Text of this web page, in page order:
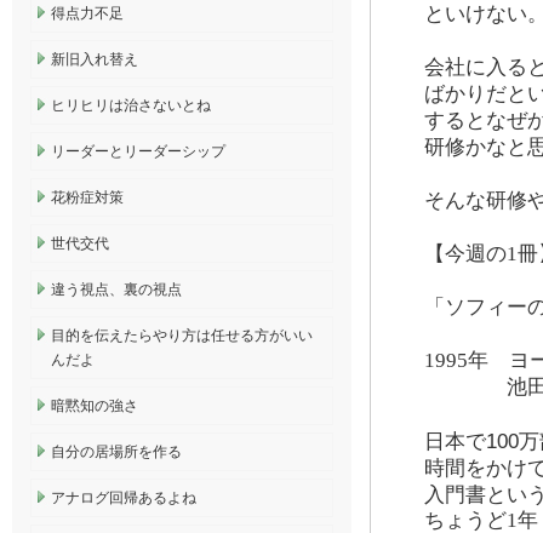
といけない
会社に入る
ばかりだと
するとなぜ
研修かなと
そんな研修
【今週の1
「ソフィー
1995年 ヨ
池田香
日本で100
時間をかけ
入門書とい
ちょうど1
得点力不足
新旧入れ替え
ヒリヒリは治さないとね
リーダーとリーダーシップ
花粉症対策
世代交代
違う視点、裏の視点
目的を伝えたらやり方は任せる方がいい
んだよ
暗黙知の強さ
自分の居場所を作る
アナログ回帰あるよね